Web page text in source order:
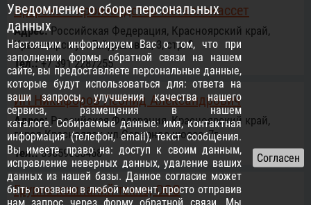
Артрокс – производство металлокассет
Адрес:Российcкая Федерация, Красноярский край,
Красноярск ул. Гайдашовка, 3, стр. 9
Тел.:+7 391 2287255
ИП Никифоров Леонид Александрович
Адрес:Российcкая Федерация, Красноярский край,
город Красноярск, ул.Северное шоссе, 7г
Тел.:89659056468
Группа компаний техно, ООО
Уведомление о сборе персональных
данных
Настоящим информируем Вас о том, что при
заполнении формы обратной связи на нашем
сайте, вы предоставляете персональные данные,
которые будут использоваться для: ответа на
ваши запросы, улучшения качества нашего
сервиса, размещения в нашем
каталоге. Собираемые данные: имя, контактная
информация (телефон, email), текст сообщения.
Вы имеете право на: доступ к своим данным,
исправление неверных данных, удаление ваших
данных из нашей базы. Данное согласие может
быть отозвано в любой момент, просто отправив